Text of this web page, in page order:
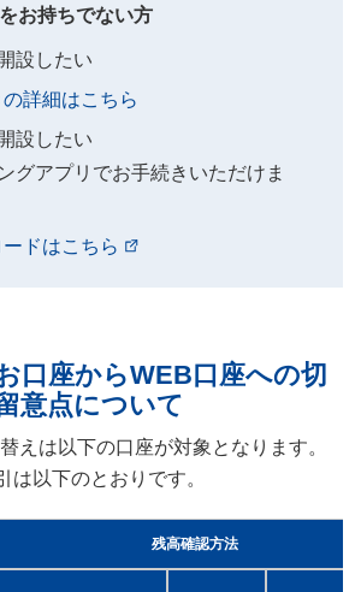
お持ちでない方
設したい
詳細はこちら
設したい
グアプリでお手続きいただけま
ドはこちら
口座からWEB口座への切
意点について
えは以下の口座が対象となります。
は以下のとおりです。
残高確認方法